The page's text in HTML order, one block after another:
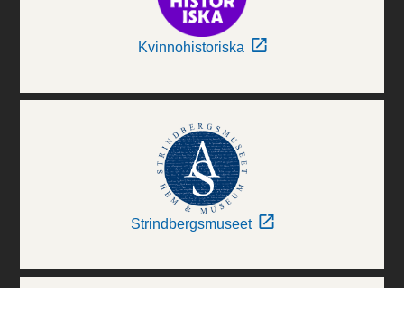
Kvinnohistoriska
Strindbergsmuseet